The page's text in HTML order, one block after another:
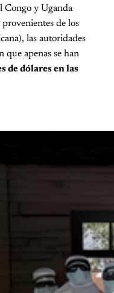
Congo y Uganda
de los
las autoridades
que apenas se han
de dólares en las